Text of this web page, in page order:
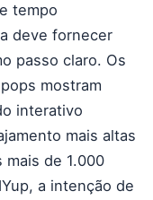
tempo
deve fornecer
passo claro. Os
mostram
interativo
mais altas
de 1.000
a intenção de